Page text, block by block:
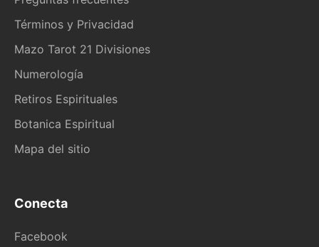
Términos y Privacidad
Mazo Tarot 21 Divisiones
Numerología
Retiros Espirituales
Botanica Espiritual
Mapa del sitio
Conecta
Facebook